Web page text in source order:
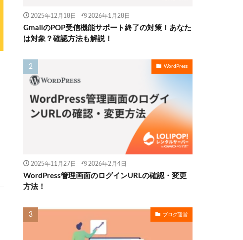
2025年12月18日 2026年1月28日
GmailのPOP受信機能サポート終了の対策！あなた
は対象？確認方法も解説！
WordPress
2025年11月27日 2026年2月4日
WordPress管理画面のログインURLの確認・変更
方法！
ブログ運営